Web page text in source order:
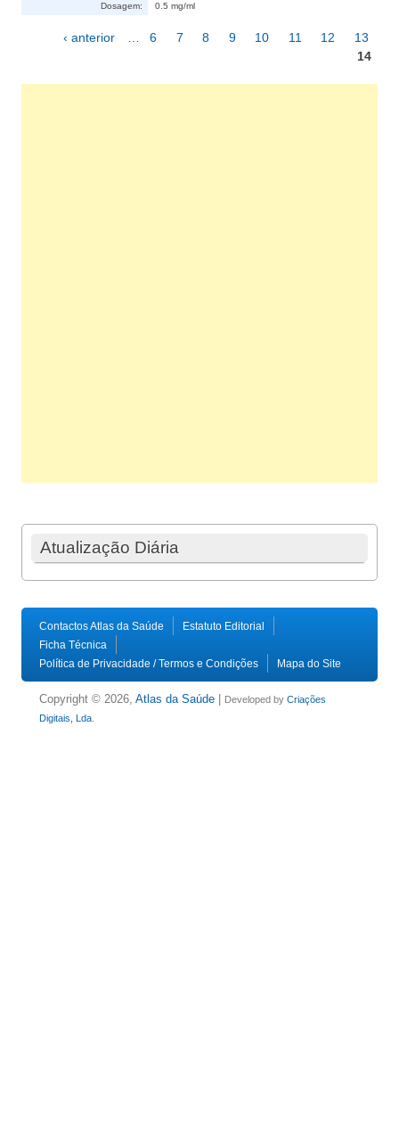
Dosagem: 0.5 mg/ml
Páginas‹ anterior 6 7 8 9 10 11 12
13
14
Atualização Diária
Contactos Atlas da Saúde
Estatuto Editorial
Ficha Técnica
Política de Privacidade / Termos e Condições
Mapa do Site
Copyright © 2026, Atlas da Saúde Developed by Criações
Digitais, Lda